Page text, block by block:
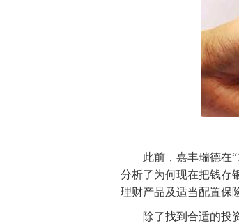
此前，嘉丰瑞德在
分析了为何现在把钱存
理财产品及适当配置保
除了找到合适的投资